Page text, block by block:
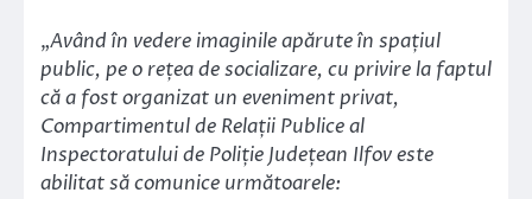
„Având în vedere imaginile apărute în spațiul
public, pe o rețea de socializare, cu privire la faptul
că a fost organizat un eveniment privat,
Compartimentul de Relații Publice al
Inspectoratului de Poliție Județean Ilfov este
abilitat să comunice următoarele: